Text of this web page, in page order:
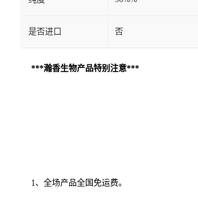
是否进口 否
***瀚香生物产品特别注意***
1、全场产品全国免运费。